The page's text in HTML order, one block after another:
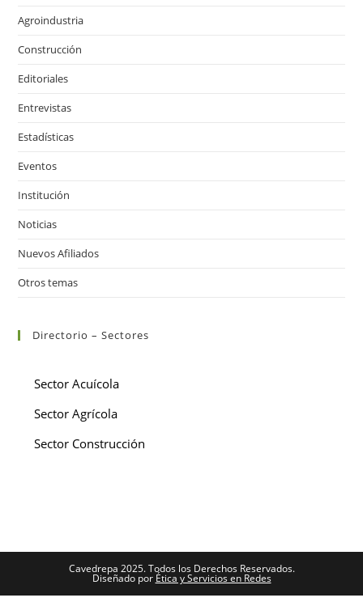
Agroindustria
Construcción
Editoriales
Entrevistas
Estadísticas
Eventos
Institución
Noticias
Nuevos Afiliados
Otros temas
Directorio – Sectores
Sector Acuícola
Sector Agrícola
Sector Construcción
Cavedrepa 2025. Todos los Derechos Reservados.
Diseñado por Ética y Servicios en Redes